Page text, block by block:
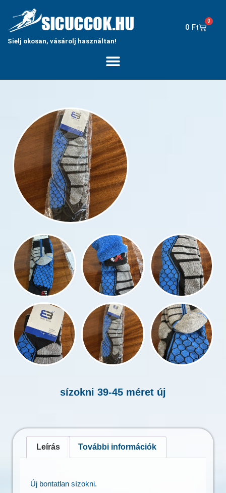
Sielj okosan, vásárolj használtan!
0 Ft
0
sízokni 39-45 méret új
Leírás További információk
Új bontatlan sízokni.